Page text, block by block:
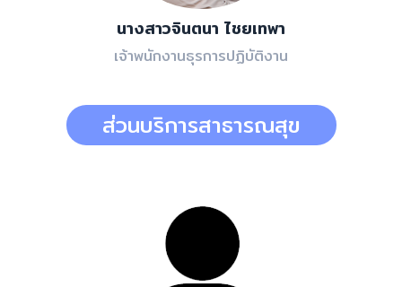
นางสาวจินตนา ไชยเทพา
เจ้าพนักงานธุรการปฏิบัติงาน
ส่วนบริการสาธารณสุข